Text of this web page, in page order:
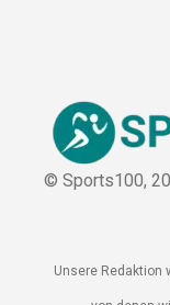
© Sports100,